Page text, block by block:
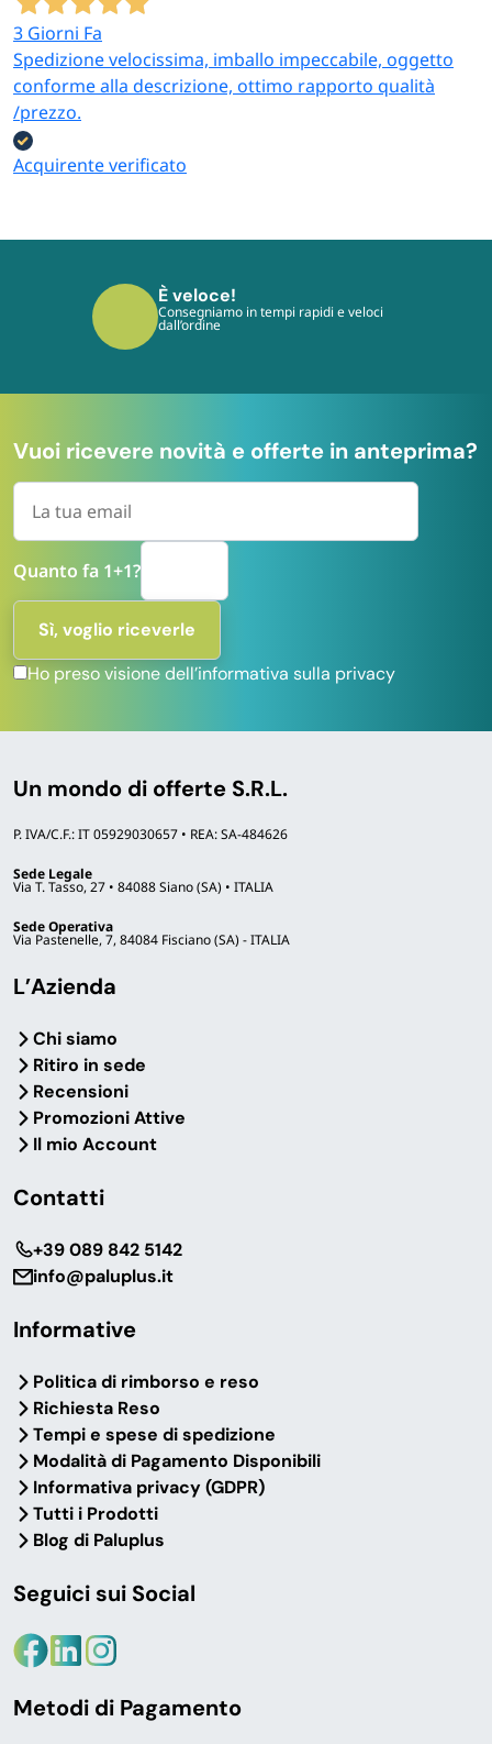
3 Giorni Fa
Spedizione velocissima, imballo impeccabile, oggetto
conforme alla descrizione, ottimo rapporto qualità
/prezzo.
Acquirente verificato
È sicuro!
I tuoi pagamenti sono protetti dai più
moderni protocolli
Vuoi ricevere novità e offerte in anteprima?
Quanto fa 1+1?
Ho preso visione dell’informativa sulla privacy
Un mondo di offerte S.R.L.
P. IVA/C.F.: IT 05929030657 • REA: SA-484626
Sede Legale
Via T. Tasso, 27 • 84088 Siano (SA) • ITALIA
Sede Operativa
Via Pastenelle, 7, 84084 Fisciano (SA) - ITALIA
L’Azienda
Chi siamo
Ritiro in sede
Recensioni
Promozioni Attive
Il mio Account
Contatti
‎+39 089 842 5142
info@paluplus.it
Informative
Politica di rimborso e reso
Richiesta Reso
Tempi e spese di spedizione
Modalità di Pagamento Disponibili
Informativa privacy (GDPR)
Tutti i Prodotti
Blog di Paluplus
Seguici sui Social
Metodi di Pagamento